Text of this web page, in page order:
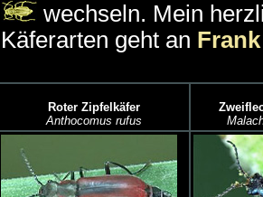
wechseln. Mein
Käferarten geht an
Roter Zipfelkäfer
Anthocomus rufus